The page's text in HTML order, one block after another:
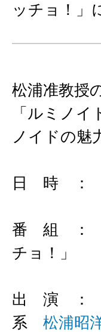
ッチョ！」
松浦准教授
「ルミノ
ノイドの魅
日 時 ： 8
番 組 ：
チョ！」
出 演 ：
系 松浦昭